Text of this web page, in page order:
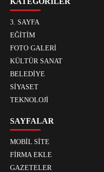
3. SAYFA
EĞİTİM
FOTO GALERİ
KÜLTÜR SANAT
BELEDİYE
SİYASET
TEKNOLOJİ
SAYFALAR
MOBİL SİTE
FİRMA EKLE
GAZETELER